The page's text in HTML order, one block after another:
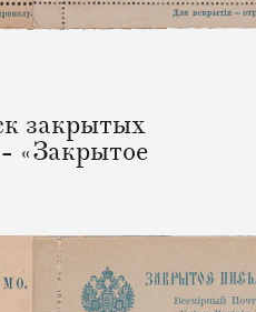
закрытых
«Закрытое